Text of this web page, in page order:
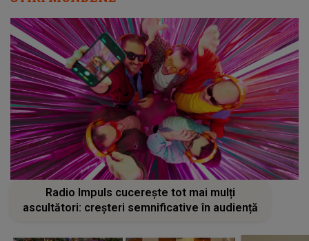
Radio Impuls cucerește tot mai mulți
ascultători: creșteri semnificative în audiență